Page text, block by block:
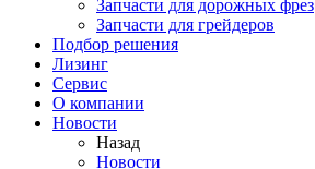
Запчасти для дорожных фрез
Запчасти для грейдеров
Подбор решения
Лизинг
Сервис
О компании
Новости
Назад
Новости